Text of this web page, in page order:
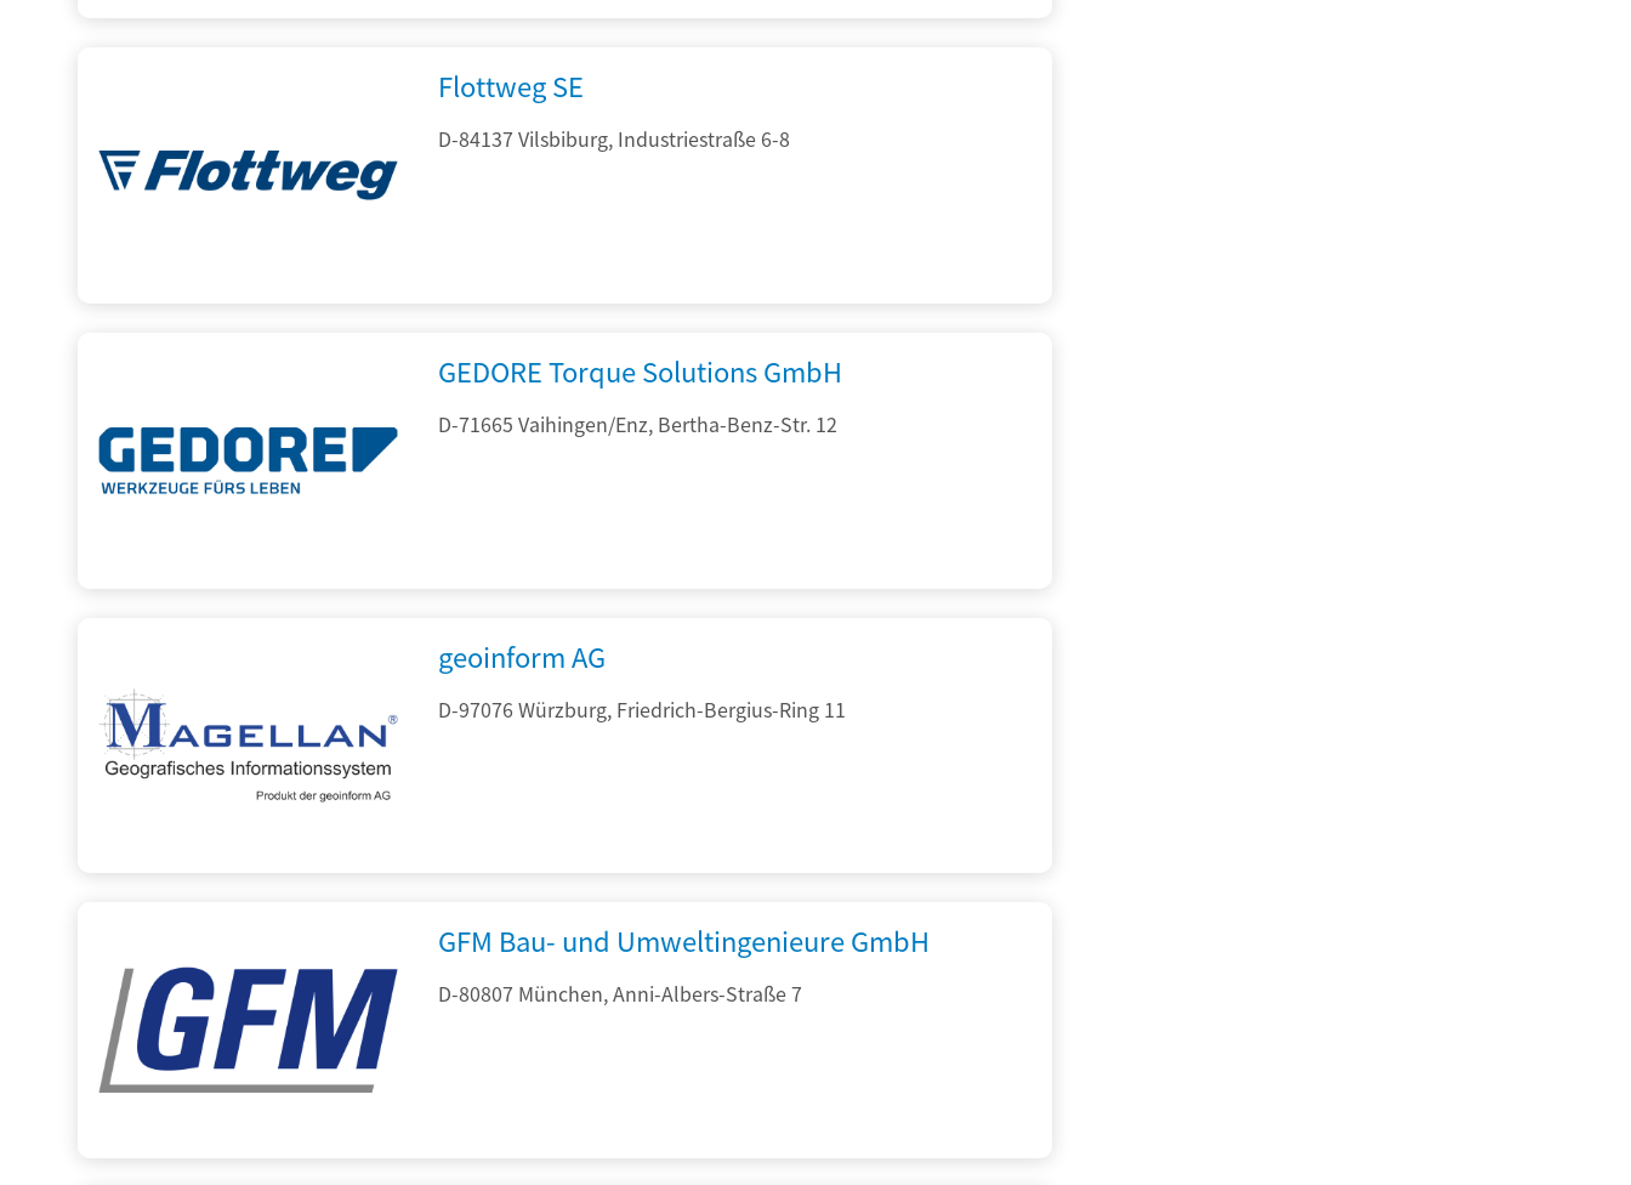
Flottweg SE
D-84137 Vilsbiburg, Industriestraße 6-8
GEDORE Torque Solutions GmbH
D-71665 Vaihingen/Enz, Bertha-Benz-Str. 12
geoinform AG
D-97076 Würzburg, Friedrich-Bergius-Ring 11
GFM Bau- und Umweltingenieure GmbH
D-80807 München, Anni-Albers-Straße 7